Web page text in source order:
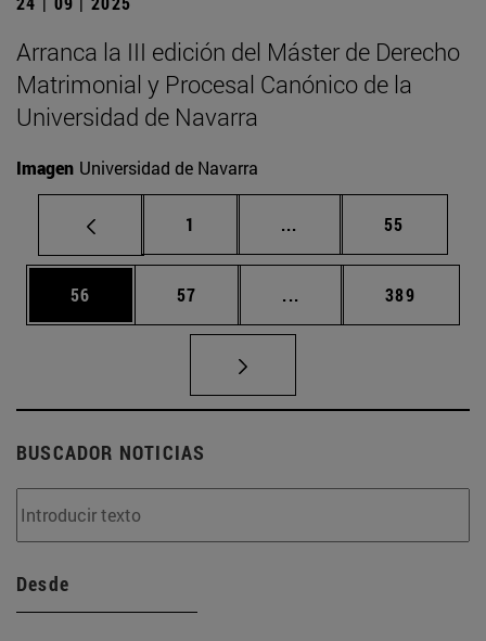
Arranca la III edición del Máster de Derecho
Matrimonial y Procesal Canónico de la
Universidad de Navarra
Imagen Universidad de Navarra
Página
1 ... Páginas intermedias
Página
55
Página
56 Página
57 ... Páginas intermedias
Página
389
BUSCADOR NOTICIAS
Desde